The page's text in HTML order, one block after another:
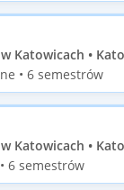
Katowicach •
• 6 semestrów
Katowicach •
6 semestrów